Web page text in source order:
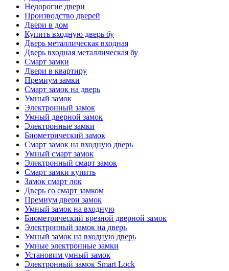
Недорогие двери
Производство дверей
Двери в дом
Купить входную дверь бу
Дверь металлическая входная
Дверь входная металлическая бу
Смарт замки
Двери в квартиру
Премиум замки
Смарт замок на дверь
Умный замок
Электронный замок
Умный дверной замок
Электронные замки
Биометрический замок
Смарт замок на входную дверь
Умный смарт замок
Электронный смарт замок
Смарт замки купить
Замок смарт лок
Дверь со смарт замком
Премиум двери замок
Умный замок на входную
Биометрический врезной дверной замок
Электронный замок на дверь
Умный замок на входную дверь
Умные электронные замки
Установим умный замок
Электронный замок Smart Lock